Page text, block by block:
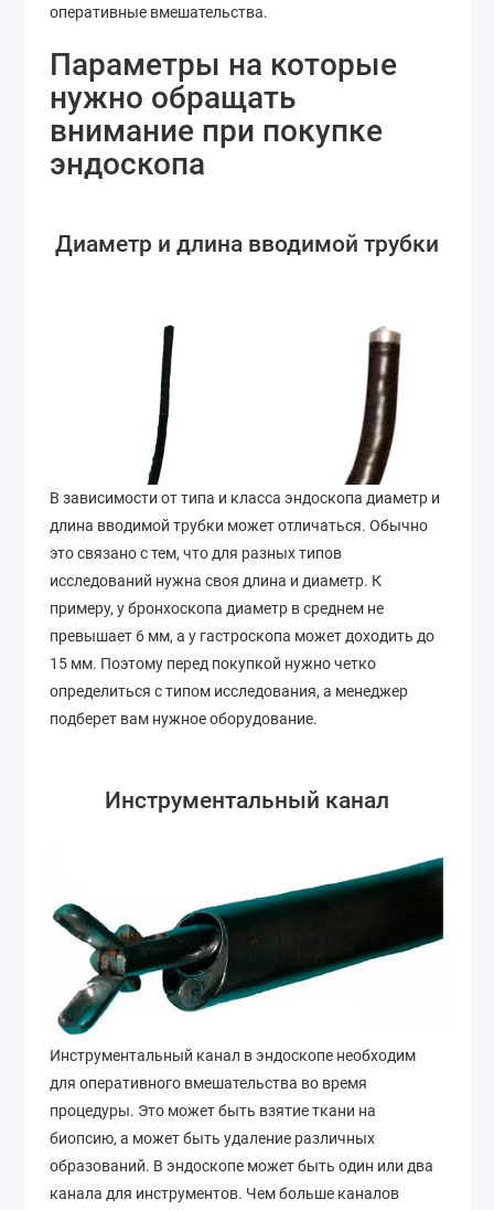
оперативные вмешательства.
Параметры на которые
нужно обращать
внимание при покупке
эндоскопа
Диаметр и длина вводимой трубки
В зависимости от типа и класса эндоскопа диаметр и
длина вводимой трубки может отличаться. Обычно
это связано с тем, что для разных типов
исследований нужна своя длина и диаметр. К
примеру, у бронхоскопа диаметр в среднем не
превышает 6 мм, а у гастроскопа может доходить до
15 мм. Поэтому перед покупкой нужно четко
определиться с типом исследования, а менеджер
подберет вам нужное оборудование.
Инструментальный канал
Инструментальный канал в эндоскопе необходим
для оперативного вмешательства во время
процедуры. Это может быть взятие ткани на
биопсию, а может быть удаление различных
образований. В эндоскопе может быть один или два
канала для инструментов. Чем больше каналов